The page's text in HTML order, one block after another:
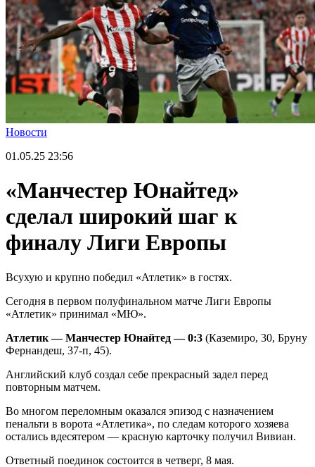
Новости
01.05.25 23:56
«Манчестер Юнайтед»
сделал широкий шаг к
финалу Лиги Европы
Всухую и крупно победил «Атлетик» в гостях.
Сегодня в первом полуфинальном матче Лиги Европы
«Атлетик» принимал «МЮ».
Атлетик — Манчестер Юнайтед — 0:3 (Каземиро, 30, Бруну
Фернандеш, 37-п, 45).
Английский клуб создал себе прекрасный задел перед
повторным матчем.
Во многом переломным оказался эпизод с назначением
пенальти в ворота «Атлетика», по следам которого хозяева
остались вдесятером — красную карточку получил Вивиан.
Ответный поединок состоится в четверг, 8 мая.